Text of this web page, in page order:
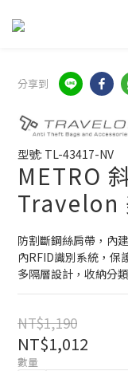
分享到
型號: TL-43417-NV
METRO
Travelon
防割斷鋼絲肩帶，內
內RFID識別系統，保
多隔層設計，收納分
NT$1,190
NT$1,012
數量